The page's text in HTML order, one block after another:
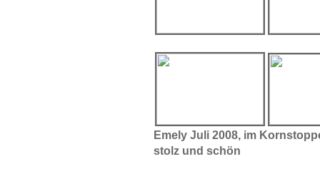
Emely Juli 2008, im
stolz und schön